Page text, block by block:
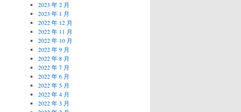
2023 年 2 月
2023 年 1 月
2022 年 12 月
2022 年 11 月
2022 年 10 月
2022 年 9 月
2022 年 8 月
2022 年 7 月
2022 年 6 月
2022 年 5 月
2022 年 4 月
2022 年 3 月